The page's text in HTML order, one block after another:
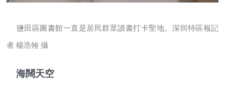
鹽田區圖書館一直是居民群眾讀書打卡聖地。深圳特區報記
者 楊浩翰 攝
海闊天空